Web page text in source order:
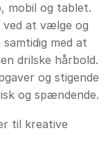
mobil og tablet.
at vælge og
med at
drilske hårbold.
og stigende
og spændende.
til kreative